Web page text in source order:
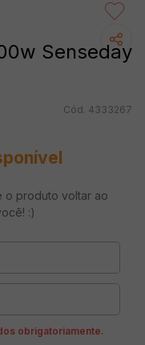
Senseday
4333267
o produto voltar ao
:)